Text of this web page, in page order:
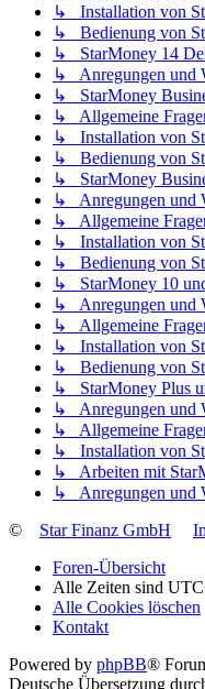
↳ Installation von
↳ Bedienung von
↳ StarMoney 14
↳ Anregungen und
↳ StarMoney
↳ Allgemeine
↳ Installation von
↳ Bedienung von
↳ StarMoney
↳ Anregungen und
↳ Allgemeine
↳ Installation von
↳ Bedienung von
↳ StarMoney 10
↳ Anregungen und
↳ Allgemeine
↳ Installation von
↳ Bedienung von
↳ StarMoney Plus
↳ Anregungen und
↳ Allgemeine
↳ Installation von
↳ Arbeiten mit
↳ Anregungen und
©
Star Finanz GmbH
Foren-Übersicht
Alle Zeiten sind
Alle Cookies löschen
Kontakt
Powered by phpBB®
Deutsche Übersetzung